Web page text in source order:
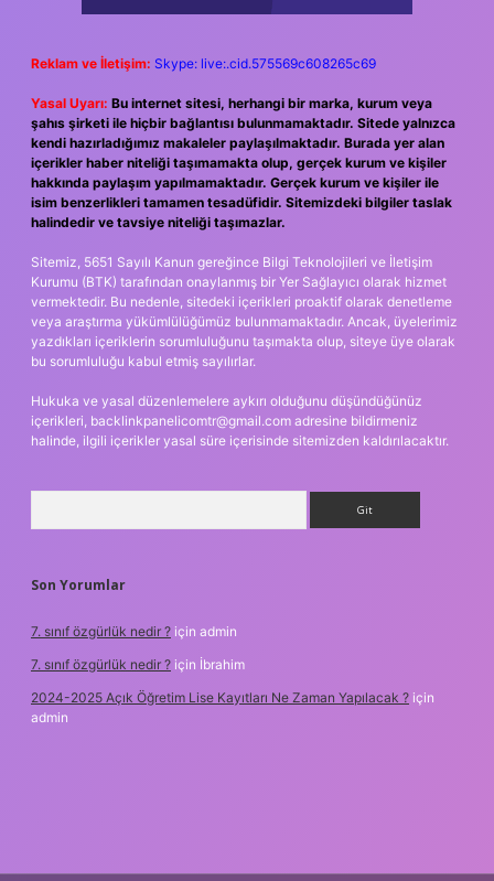
Reklam ve İletişim: Skype: live:.cid.575569c608265c69
Yasal Uyarı: Bu internet sitesi, herhangi bir marka, kurum veya
şahıs şirketi ile hiçbir bağlantısı bulunmamaktadır. Sitede yalnızca
kendi hazırladığımız makaleler paylaşılmaktadır. Burada yer alan
içerikler haber niteliği taşımamakta olup, gerçek kurum ve kişiler
hakkında paylaşım yapılmamaktadır. Gerçek kurum ve kişiler ile
isim benzerlikleri tamamen tesadüfidir. Sitemizdeki bilgiler taslak
halindedir ve tavsiye niteliği taşımazlar.
Sitemiz, 5651 Sayılı Kanun gereğince Bilgi Teknolojileri ve İletişim
Kurumu (BTK) tarafından onaylanmış bir Yer Sağlayıcı olarak hizmet
vermektedir. Bu nedenle, sitedeki içerikleri proaktif olarak denetleme
veya araştırma yükümlülüğümüz bulunmamaktadır. Ancak, üyelerimiz
yazdıkları içeriklerin sorumluluğunu taşımakta olup, siteye üye olarak
bu sorumluluğu kabul etmiş sayılırlar.
Hukuka ve yasal düzenlemelere aykırı olduğunu düşündüğünüz
içerikleri, backlinkpanelicomtr@gmail.com adresine bildirmeniz
halinde, ilgili içerikler yasal süre içerisinde sitemizden kaldırılacaktır.
Son Yorumlar
7. sınıf özgürlük nedir ? için admin
7. sınıf özgürlük nedir ? için İbrahim
2024-2025 Açık Öğretim Lise Kayıtları Ne Zaman Yapılacak ? için
admin